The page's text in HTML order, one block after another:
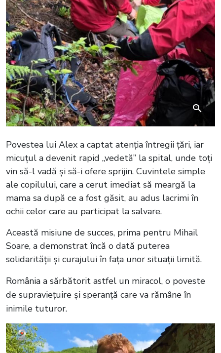
Povestea lui Alex a captat atenția întregii țări, iar
micuțul a devenit rapid „vedetă” la spital, unde toți
vin să-l vadă și să-i ofere sprijin. Cuvintele simple
ale copilului, care a cerut imediat să meargă la
mama sa după ce a fost găsit, au adus lacrimi în
ochii celor care au participat la salvare.
Această misiune de succes, prima pentru Mihail
Soare, a demonstrat încă o dată puterea
solidarității și curajului în fața unor situații limită.
România a sărbătorit astfel un miracol, o poveste
de supraviețuire și speranță care va rămâne în
inimile tuturor.